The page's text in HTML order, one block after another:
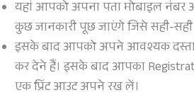
यहां आपको अपना पता मोबाइल नंबर
कुछ जानकारी पूछ जाएंगे जिसे सही-सही
इसके बाद आपको अपने आवश्यक
कर देने हैं। इसके बाद आपका
एक प्रिंट आउट अपने रख लें।